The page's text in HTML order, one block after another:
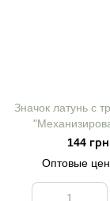
Значок латунь с
144 грн
Оптовые